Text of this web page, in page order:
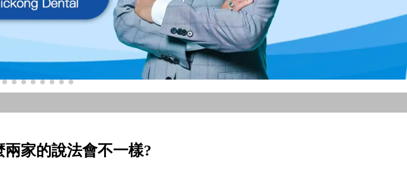
家的說法會不一樣?